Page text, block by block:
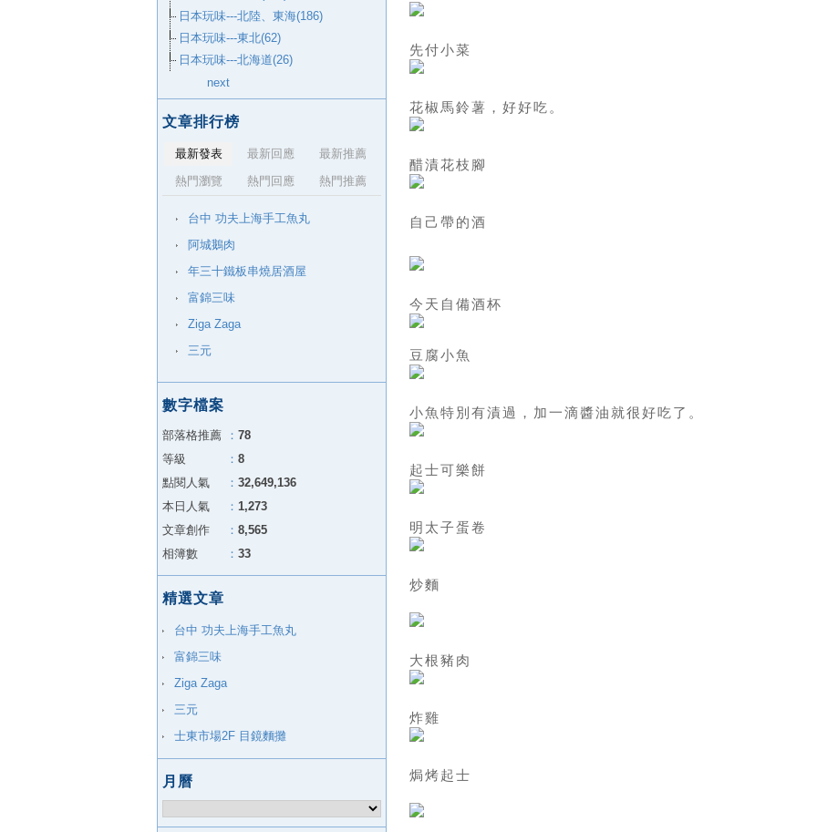
先付小菜
花椒馬鈴薯，好好吃。
醋漬花枝腳
自己帶的酒
今天自備酒杯
豆腐小魚
小魚特別有漬過，加一滴醬油就很好吃了。
起士可樂餅
明太子蛋卷
炒麵
大根豬肉
炸雞
焗烤起士
日本玩味---北陸、東海(186)
日本玩味---東北(62)
日本玩味---北海道(26)
next
文章排行榜
最新發表 最新回應
最新推薦
熱門瀏覽
熱門回應 熱門推薦
台中 功夫上海手工魚丸
阿城鵝肉
年三十鐵板串燒居酒屋
富錦三味
Ziga Zaga
三元
數字檔案
部落格推薦 ： 78
等級
： 8
點閱人氣
： 32,649,136
本日人氣
： 1,273
文章創作
： 8,565
相簿數
： 33
精選文章
台中 功夫上海手工魚丸
富錦三味
Ziga Zaga
三元
士東市場2F 目鏡麵攤
月曆